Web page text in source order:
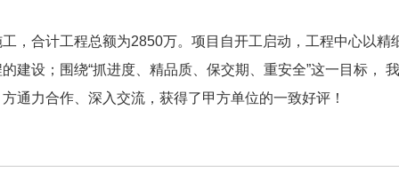
，合计工程总额为2850万。项目自开工启动，工程中心以
建设；围绕“抓进度、精品质、保交期、重安全”这一目标，
通力合作、深入交流，获得了甲方单位的一致好评！